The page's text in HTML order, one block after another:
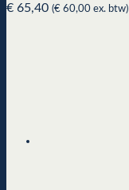
€ 65,40 (€ 60,00 ex. btw)